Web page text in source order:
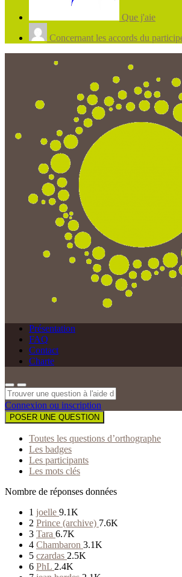
Que j'aie
Concernant les accords du
Présentation
FAQ
Contact
Charte
Connexion ou inscription
POSER UNE QUESTION
Toutes les questions d’orthographe
Les badges
Les participants
Les mots clés
Nombre de réponses données
1 joelle 9.1K
2 Prince (archive) 7.6K
3 Tara 6.7K
4 Chambaron 3.1K
5 czardas 2.5K
6 PhL 2.4K